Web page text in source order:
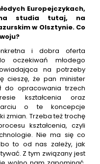
Europejczykach,
studia tutaj, na
w Olsztynie. Co
i dobra oferta
oczekiwań młodego
na potrzeby
cieszę, że pan minister
do opracowania trzech
kształcenia oraz
o te koncepcje
zmian. Trzeba też trochę
kształcenia, czyli
Nie ma się co
to od nas zależy, jak
Z tym związany jest